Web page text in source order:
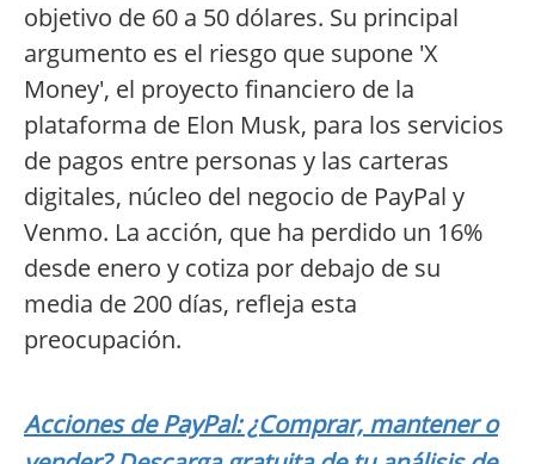
objetivo de 60 a 50 dólares. Su principal
argumento es el riesgo que supone 'X
Money', el proyecto financiero de la
plataforma de Elon Musk, para los servicios
de pagos entre personas y las carteras
digitales, núcleo del negocio de PayPal y
Venmo. La acción, que ha perdido un 16%
desde enero y cotiza por debajo de su
media de 200 días, refleja esta
preocupación.
Acciones de PayPal: ¿Comprar, mantener o